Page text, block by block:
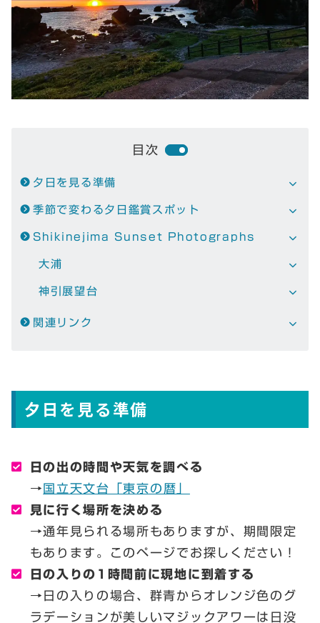
目次
夕日を見る準備
季節で変わる夕日鑑賞スポット
Shikinejima Sunset Photographs
大浦
神引展望台
関連リンク
夕日を見る準備
日の出の時間や天気を調べる
→ 国立天文台「東京の暦」
見に行く場所を決める
→通年見られる場所もありますが、期間限定
もあります。このページでお探しください！
日の入りの1時間前に現地に到着する
→日の入りの場合、群青からオレンジ色のグ
ラデーションが美しいマジックアワーは日没